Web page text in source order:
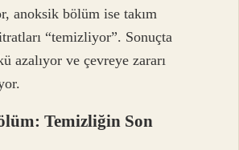
anoksik bölüm ise takım
“temizliyor”. Sonuçta
azalıyor ve çevreye zararı
Temizliğin Son